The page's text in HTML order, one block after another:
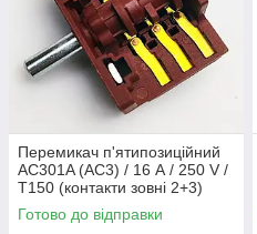
Перемикач п'ятипозиційний
AC301A (AC3) / 16 А / 250 V /
Т150 (контакти зовні 2+3)
ARGESON, Туреччина
Готово до відправки